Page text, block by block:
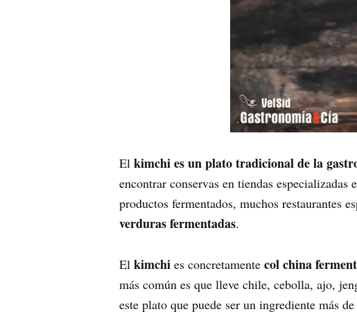
El kimchi es un plato tradicional de la
encontrar conservas en tiendas
productos fermentados, muchos restaurantes
verduras fermentadas.
El kimchi es concretamente col china
más común es que lleve chile, cebolla, ajo,
este plato que puede ser un ingrediente más